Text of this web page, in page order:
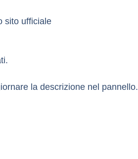
sito ufficiale
la descrizione nel pannello.